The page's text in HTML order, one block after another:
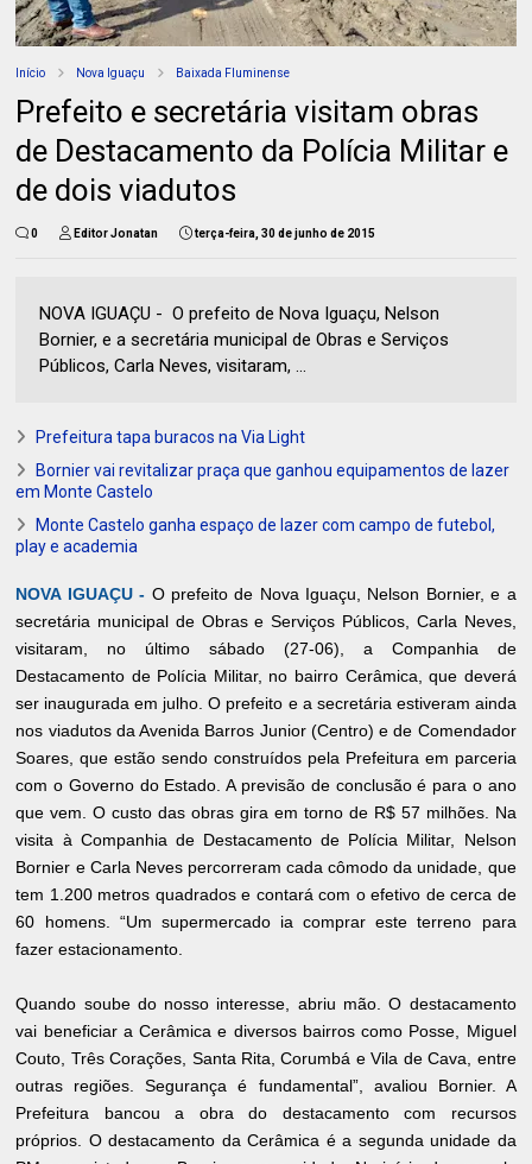
Início Nova Iguaçu Baixada Fluminense
Prefeito e secretária visitam obras
de Destacamento da Polícia Militar e
de dois viadutos
0 Editor Jonatan terça-feira, 30 de junho de 2015
NOVA IGUAÇU - O prefeito de Nova Iguaçu, Nelson
Bornier, e a secretária municipal de Obras e Serviços
Públicos, Carla Neves, visitaram, ...
Prefeitura tapa buracos na Via Light
Bornier vai revitalizar praça que ganhou equipamentos de lazer
em Monte Castelo
Monte Castelo ganha espaço de lazer com campo de futebol,
play e academia
NOVA IGUAÇU - O prefeito de Nova Iguaçu, Nelson Bornier, e a
secretária municipal de Obras e Serviços Públicos, Carla Neves,
visitaram, no último sábado (27-06), a Companhia de
Destacamento de Polícia Militar, no bairro Cerâmica, que deverá
ser inaugurada em julho. O prefeito e a secretária estiveram ainda
nos viadutos da Avenida Barros Junior (Centro) e de Comendador
Soares, que estão sendo construídos pela Prefeitura em parceria
com o Governo do Estado. A previsão de conclusão é para o ano
que vem. O custo das obras gira em torno de R$ 57 milhões. Na
visita à Companhia de Destacamento de Polícia Militar, Nelson
Bornier e Carla Neves percorreram cada cômodo da unidade, que
tem 1.200 metros quadrados e contará com o efetivo de cerca de
60 homens. “Um supermercado ia comprar este terreno para
fazer estacionamento.
Quando soube do nosso interesse, abriu mão. O destacamento
vai beneficiar a Cerâmica e diversos bairros como Posse, Miguel
Couto, Três Corações, Santa Rita, Corumbá e Vila de Cava, entre
outras regiões. Segurança é fundamental”, avaliou Bornier. A
Prefeitura bancou a obra do destacamento com recursos
próprios. O destacamento da Cerâmica é a segunda unidade da